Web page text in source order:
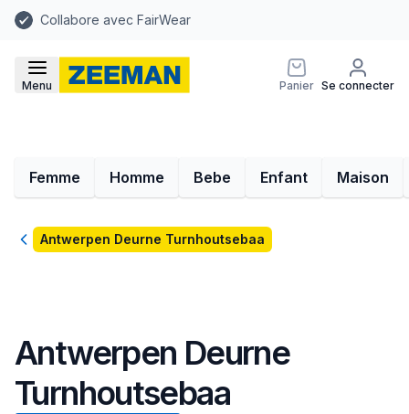
Collabore avec FairWear
Menu Panier Se connecter
Femme Homme Bebe Enfant Maison
RetourAntwerpen Deurne Turnhoutsebaa
Antwerpen Deurne
Turnhoutsebaa